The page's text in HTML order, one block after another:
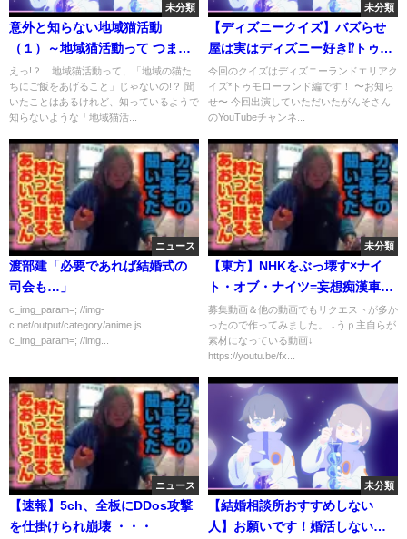
未分類
意外と知らない地域猫活動
（１）～地域猫活動って つまり
何なの？～｜食品・生活衛生課
｜群馬県
えっ!？ 地域猫活動って、「地域の猫た
ちにご飯をあげること」じゃないの!？ 聞
いたことはあるけれど、知っているようで
知らないような「地域猫活...
未分類
【ディズニークイズ】バズらせ
屋は実はディズニー好き⁉︎トゥモ
ローランド編【コラボ】
今回のクイズはディズニーランドエリアク
イズ*トゥモローランド編です！ 〜お知ら
せ〜 今回出演していただいたがんそさん
のYouTubeチャンネ...
ニュース
渡部建「必要であれば結婚式の
司会も…」
c_img_param=; //img-
c.net/output/category/anime.js
c_img_param=; //img...
未分類
【東方】NHKをぶっ壊す×ナイ
ト・オブ・ナイツ=妄想痴漢車・
トーマス【音MAD】
募集動画＆他の動画でもリクエストが多か
ったので作ってみました。 ↓うｐ主自らが
素材になっている動画↓
https://youtu.be/fx...
ニュース
【速報】5ch、全板にDDos攻撃
を仕掛けられ崩壊 ・・・
未分類
【結婚相談所おすすめしない
人】お願いです！婚活しないで